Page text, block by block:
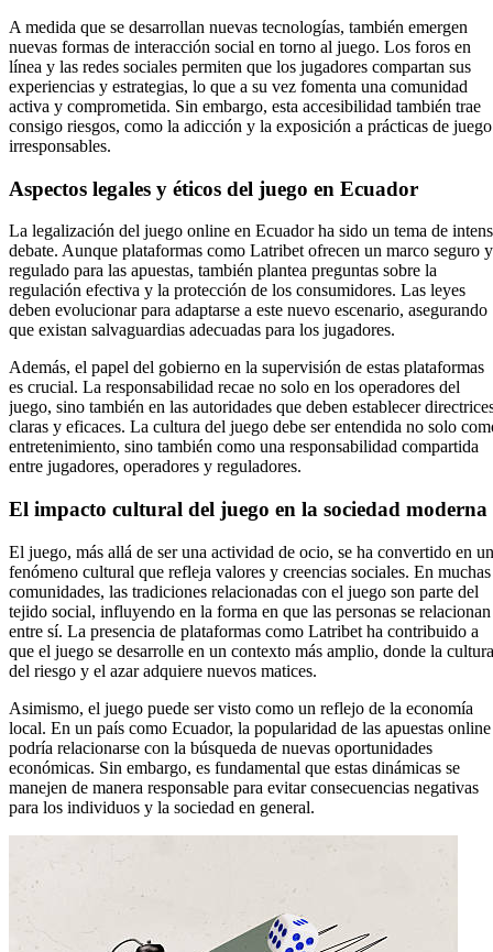
A medida que se desarrollan nuevas tecnologías, también emergen
nuevas formas de interacción social en torno al juego. Los foros en
línea y las redes sociales permiten que los jugadores compartan sus
experiencias y estrategias, lo que a su vez fomenta una comunidad
activa y comprometida. Sin embargo, esta accesibilidad también trae
consigo riesgos, como la adicción y la exposición a prácticas de juego
irresponsables.
Aspectos legales y éticos del juego en Ecuador
La legalización del juego online en Ecuador ha sido un tema de
debate. Aunque plataformas como Latribet ofrecen un marco seguro y
regulado para las apuestas, también plantea preguntas sobre la
regulación efectiva y la protección de los consumidores. Las leyes
deben evolucionar para adaptarse a este nuevo escenario, asegurando
que existan salvaguardias adecuadas para los jugadores.
Además, el papel del gobierno en la supervisión de estas plataformas
es crucial. La responsabilidad recae no solo en los operadores del
juego, sino también en las autoridades que deben establecer
claras y eficaces. La cultura del juego debe ser entendida no solo
entretenimiento, sino también como una responsabilidad compartida
entre jugadores, operadores y reguladores.
El impacto cultural del juego en la sociedad moderna
El juego, más allá de ser una actividad de ocio, se ha convertido en un
fenómeno cultural que refleja valores y creencias sociales. En muchas
comunidades, las tradiciones relacionadas con el juego son parte del
tejido social, influyendo en la forma en que las personas se relacionan
entre sí. La presencia de plataformas como Latribet ha contribuido a
que el juego se desarrolle en un contexto más amplio, donde la cultura
del riesgo y el azar adquiere nuevos matices.
Asimismo, el juego puede ser visto como un reflejo de la economía
local. En un país como Ecuador, la popularidad de las apuestas online
podría relacionarse con la búsqueda de nuevas oportunidades
económicas. Sin embargo, es fundamental que estas dinámicas se
manejen de manera responsable para evitar consecuencias negativas
para los individuos y la sociedad en general.